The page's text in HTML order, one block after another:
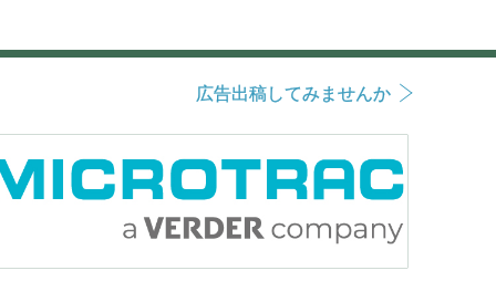
広告出稿してみませんか